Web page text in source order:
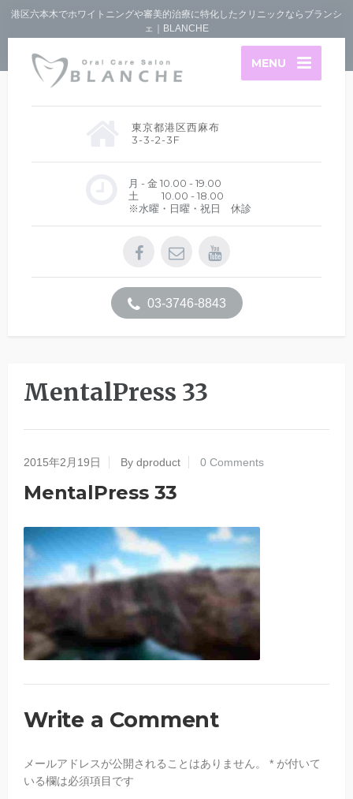
港区六本木でホワイトニングや審美的治療に特化したクリニックならブランシ
ェ｜BLANCHE
MENU
東京都港区西麻布
3-3-2-3F
月 - 金 10.00 - 19.00
土 10.00 - 18.00
※水曜・日曜・祝日 休診
03-3746-8843
MentalPress 33
2015年2月19日 By dproduct 0 Comments
MentalPress 33
Write a Comment
メールアドレスが公開されることはありません。 * が付いて
いる欄は必須項目です